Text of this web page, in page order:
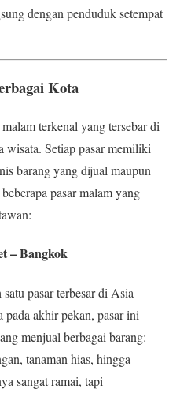
dengan penduduk setempat
Kota
terkenal yang tersebar di
wisata. Setiap pasar memiliki
barang yang dijual maupun
pasar malam yang
– Bangkok
pasar terbesar di Asia
akhir pekan, pasar ini
menjual berbagai barang:
tanaman hias, hingga
sangat ramai, tapi